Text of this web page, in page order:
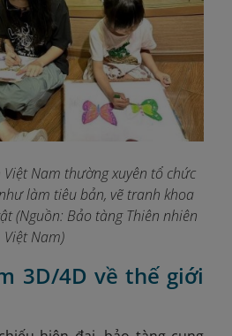
Nam thường xuyên tổ chức
làm tiêu bản, vẽ tranh khoa
(Nguồn: Bảo tàng Thiên nhiên
Việt Nam)
3D/4D về thế giới